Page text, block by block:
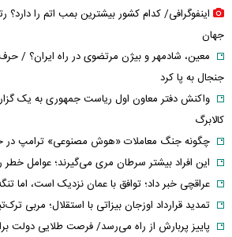
جهان
معین، شادمهر و بیژن مرتضوی در راه ایران؟ / حرف
جنجال به پا کرد
واکنش دفتر معاون اول ریاست جمهوری به یک
کالابرگ
چگونه جنگ معاملات «هوش مصنوعی» ترامپ در
این افراد بیشتر سرطان مری می‌گیرند؛ عوامل خطر
عراقچی خبر داد؛ توافق با عمان نزدیک است، اما
تمدید قرارداد اوزجان بیزاتی با استقلال؛ مربی
پاییز پربارش از راه می‌رسد/ فرصت طلایی دولت